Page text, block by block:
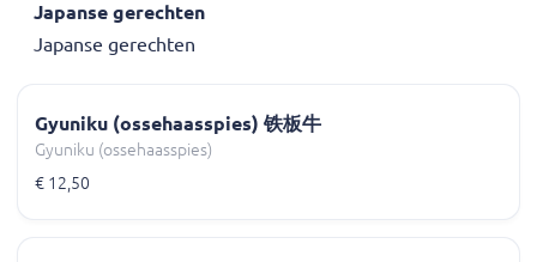
Japanse gerechten
Japanse gerechten
Gyuniku (ossehaasspies) 铁板牛
Gyuniku (ossehaasspies)
€ 12,50